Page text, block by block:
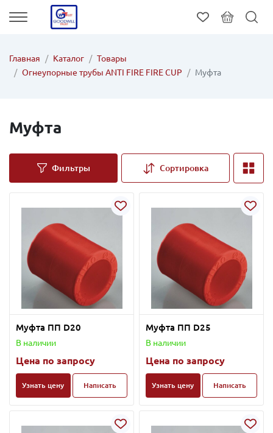
Главная Каталог
Товары
Огнеупорные трубы ANTI FIRE FIRE CUP
Муфта
Муфта
Фильтры Сортировка
Муфта ПП D20
В наличии
Цена по запросу
Узнать цену Написать
Муфта ПП D25
В наличии
Цена по запросу
Узнать цену Написать